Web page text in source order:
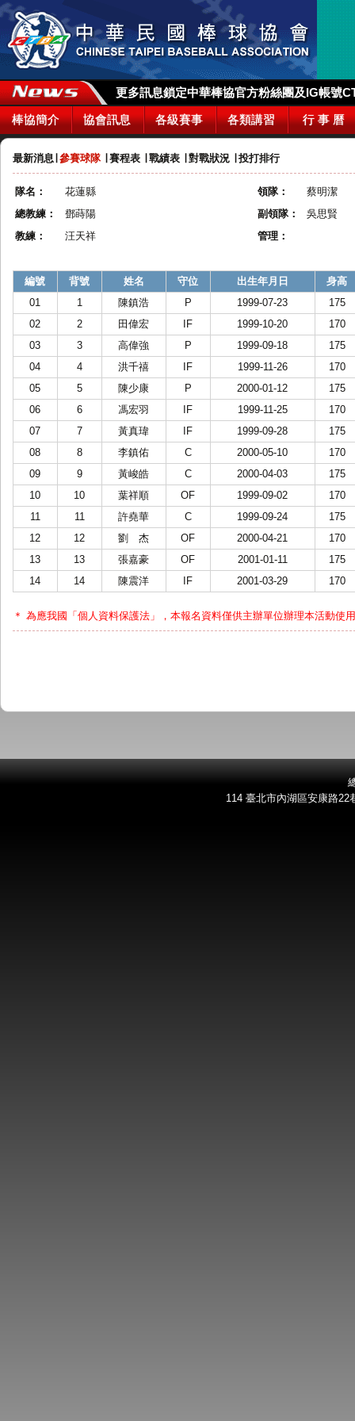
更多訊息鎖定中華棒協官方粉絲團及IG帳號
棒協簡介 協會訊息 各級賽事 各類講習 行 事 曆
最新消息 參賽球隊∣ 賽程表 戰績表 對戰狀況 投打排行
隊名： 花蓮縣 領隊：
蔡明潔
總教練：
鄧蒔陽 副領隊：
吳思賢
教練：
汪天祥 管理：
編號 背號 姓名 守位 出生年月日
身高
01
1 陳鎮浩 P 1999-07-23
175
02
2 田偉宏 IF 1999-10-20
170
03
3 高偉強 P 1999-09-18
175
04
4 洪千禧 IF 1999-11-26
170
05
5 陳少康 P 2000-01-12
175
06
6 馮宏羽 IF 1999-11-25
170
07
7 黃真瑋 IF 1999-09-28
175
08
8 李鎮佑 C 2000-05-10
170
09
9 黃峻皓 C 2000-04-03
175
10
10 葉祥順 OF 1999-09-02
170
11
11 許堯華 C 1999-09-24
175
12
12 劉 杰 OF 2000-04-21
170
13
13 張嘉豪 OF 2001-01-11
175
14
14 陳震洋 IF 2001-03-29 170
＊ 為應我國「個人資料保護法」，本報名資料僅供主辦單位辦理本活動使
114 臺北市內湖區安康路22